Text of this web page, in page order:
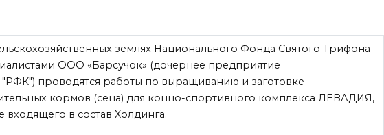
землях Национального Фонда Святого Трифона
ООО «Барсучок» (дочернее предприятие
проводятся работы по выращиванию и заготовке
кормов (сена) для конно-спортивного комплекса ЛЕВАДИЯ,
входящего в состав Холдинга.